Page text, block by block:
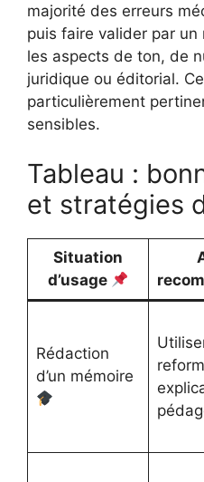
majorité des erreurs
puis faire valider par
les aspects de ton, de
juridique ou éditorial.
particulièrement
sensibles.
Tableau :
et stratégies
Situation
d’usage
Rédaction
d’un mémoire